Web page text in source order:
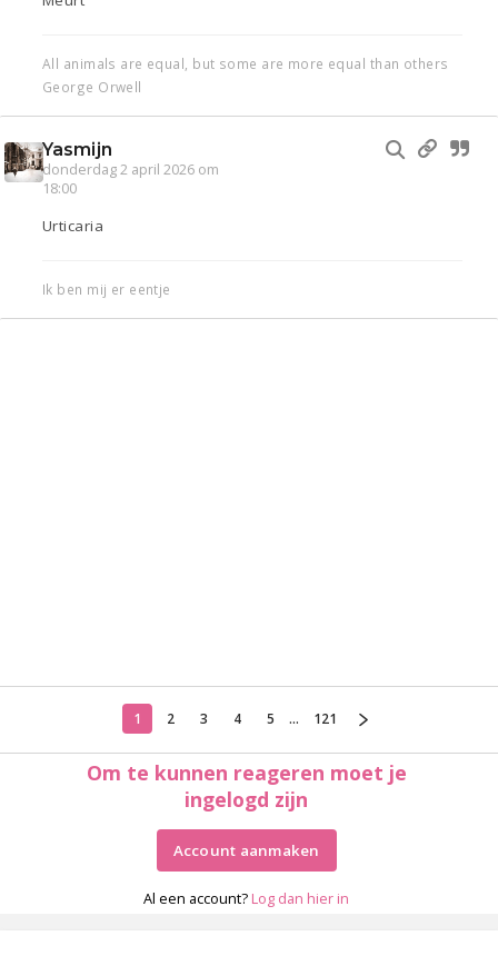
All animals are equal, but some are more equal than others
George Orwell
Yasmijn
donderdag 2 april 2026 om
18:00
Urticaria
Ik ben mij er eentje
1 2 3 4 5 ... 121
Om te kunnen reageren moet je
ingelogd zijn
Account aanmaken
Al een account? Log dan hier in